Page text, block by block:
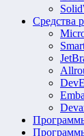
Средства